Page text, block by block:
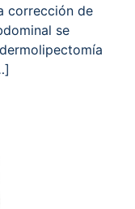
corrección de
se